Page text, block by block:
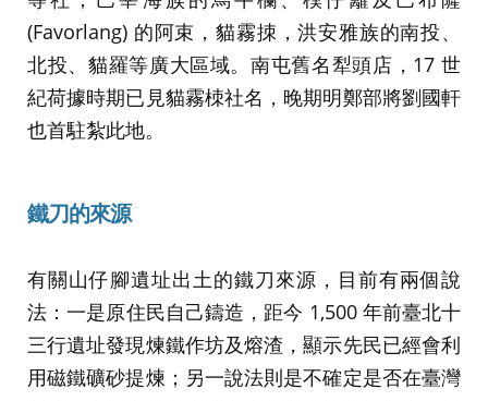
(Favorlang) 的阿束，貓霧拺，洪安雅族的南投、
北投、貓羅等廣大區域。南屯舊名犁頭店，17 世
紀荷據時期已見貓霧栜社名，晚期明鄭部將劉國軒
也首駐紮此地。
鐵刀的來源
有關山仔腳遺址出土的鐵刀來源，目前有兩個說
法：一是原住民自己鑄造，距今 1,500 年前臺北十
三行遺址發現煉鐵作坊及熔渣，顯示先民已經會利
用磁鐵礦砂提煉；另一說法則是不確定是否在臺灣